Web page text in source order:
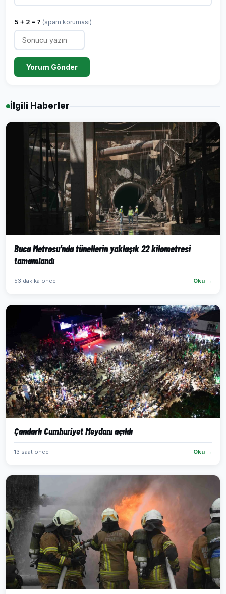
5 + 2 = ? (spam koruması)
Yorum Gönder
İlgili Haberler
Buca Metrosu'nda tünellerin yaklaşık 22 kilometresi
tamamlandı
53 dakika önce Oku →
Çandarlı Cumhuriyet Meydanı açıldı
13 saat önce Oku →